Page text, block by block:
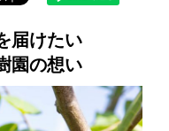
届けたい
園の想い